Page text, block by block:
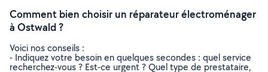
Comment bien choisir un réparateur électroménager
à Ostwald ?
Voici nos conseils :
- Indiquez votre besoin en quelques secondes : quel service
recherchez-vous ? Est-ce urgent ? Quel type de prestataire,